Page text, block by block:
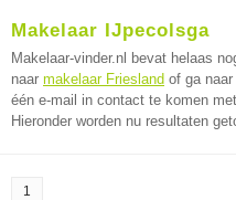
Makelaar IJpecolsga
Makelaar-vinder.nl bevat helaas
naar makelaar Friesland of ga naar
één e-mail in contact te komen
Hieronder worden nu resultaten
1